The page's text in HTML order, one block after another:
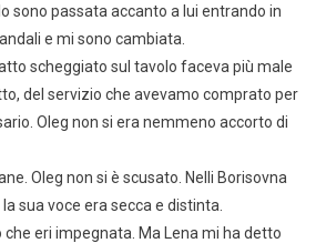
sono passata accanto a lui entrando in
e mi sono cambiata.
scheggiato sul tavolo faceva più male
del servizio che avevamo comprato per
Oleg non si era nemmeno accorto di
Oleg non si è scusato. Nelli Borisovna
sua voce era secca e distinta.
che eri impegnata. Ma Lena mi ha detto